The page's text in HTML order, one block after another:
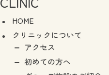
HOME
クリニックについて
アクセス
初めての方へ